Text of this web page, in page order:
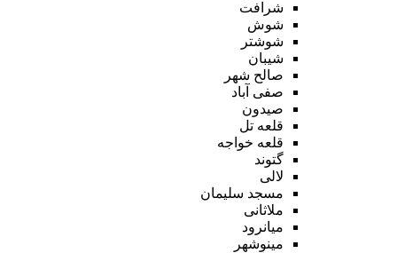
شرافت
شوش
شوشتر
شیبان
صالح شهر
صفی آباد
صیدون
قلعه تل
قلعه خواجه
گتوند
لالی
مسجد سلیمان
ملاثانی
میانرود
مینوشهر